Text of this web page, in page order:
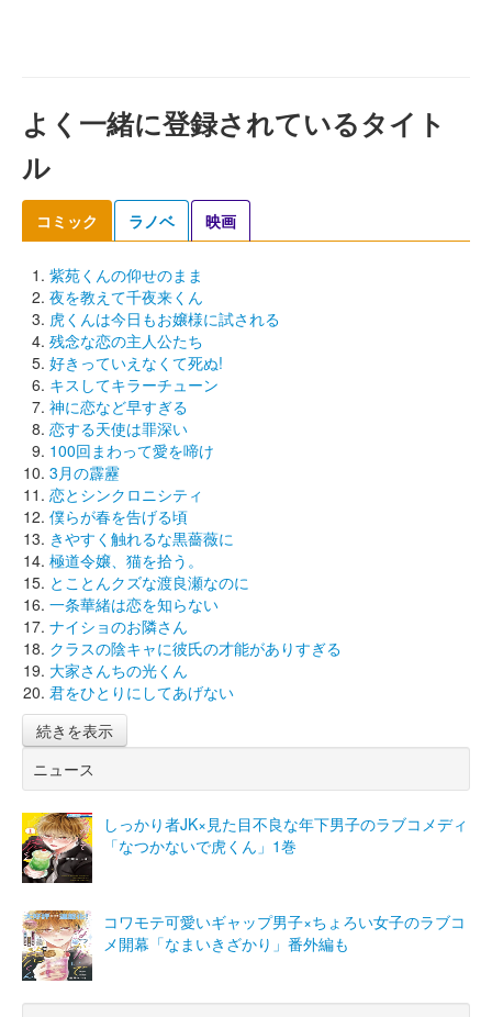
よく一緒に登録されているタイト
ル
コミック ラノベ 映画
紫苑くんの仰せのまま
夜を教えて千夜来くん
虎くんは今日もお嬢様に試される
残念な恋の主人公たち
好きっていえなくて死ぬ!
キスしてキラーチューン
神に恋など早すぎる
恋する天使は罪深い
100回まわって愛を啼け
3月の霹靂
恋とシンクロニシティ
僕らが春を告げる頃
きやすく触れるな黒薔薇に
極道令嬢、猫を拾う。
とことんクズな渡良瀬なのに
一条華緒は恋を知らない
ナイショのお隣さん
クラスの陰キャに彼氏の才能がありすぎる
大家さんちの光くん
君をひとりにしてあげない
続きを表示
ニュース
しっかり者JK×見た目不良な年下男子のラブコメディ
「なつかないで虎くん」1巻
コワモテ可愛いギャップ男子×ちょろい女子のラブコ
メ開幕「なまいきざかり」番外編も